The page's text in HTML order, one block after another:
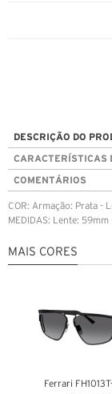
DESCRIÇÃO DO
CARACTERÍSTICAS
COMENTÁRIOS
COR: Armação: Prata -
MEDIDAS: Lente:
MAIS CORES
Ferrari